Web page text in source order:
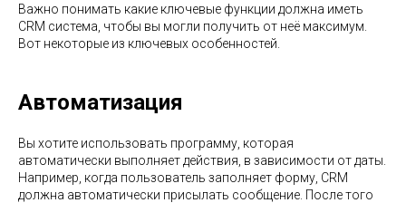
Важно понимать какие ключевые функции должна иметь
CRM система, чтобы вы могли получить от неё максимум.
Вот некоторые из ключевых особенностей.
Автоматизация
Вы хотите использовать программу, которая
автоматически выполняет действия, в зависимости от даты.
Например, когда пользователь заполняет форму, CRM
должна автоматически присылать сообщение. После того